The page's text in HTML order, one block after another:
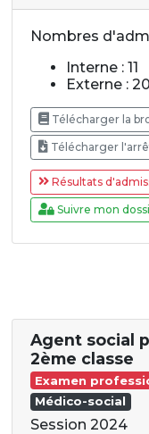
Nombres
Interne : 11
Externe : 20
Télécharger la
Télécharger
Résultats
Suivre mon
Agent social
2ème classe
Examen
Médico-social
Session 2024